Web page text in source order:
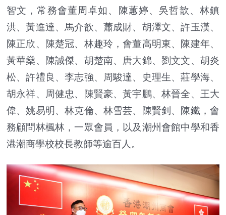
智文，常務會董周卓如、陳蕙婷、吳哲歆、林鎮
洪、黃進達、馬介歆、蕭成財、胡澤文、許玉漢、
陳正欣、陳楚冠、林趣玲，會董高明東、陳建年、
黃華燊、陳誠傑、胡楚南、唐大錦、劉文文、胡炎
松、許禮良、李志強、周駿達、史理生、莊學海、
胡永祥、周健忠、陳賢豪、黃宇鵬、林晉全、王大
偉、姚易明、林克倫、林雪芸、陳賢釗、陳鐵，會
務顧問林楓林，一眾會員，以及潮州會館中學和香
港潮商學校校長教師等逾百人。